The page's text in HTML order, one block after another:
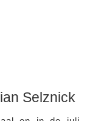
Selznick